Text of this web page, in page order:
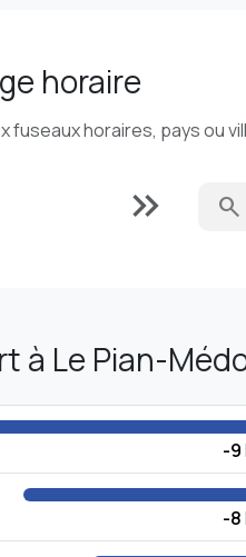
horaire
fuseaux horaires, pays ou
keyboard_double_arrow_right search
à Le Pian-
-9
-8